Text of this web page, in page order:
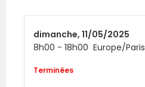
dimanche, 11/05/2025
8h00 - 18h00 Europe/Paris
Terminées